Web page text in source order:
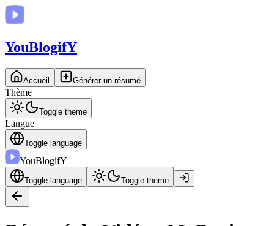
YouBlogifY
Accueil Générer un résumé
Thème
Toggle theme
Langue
Toggle language
YouBlogifY
Toggle language Toggle theme